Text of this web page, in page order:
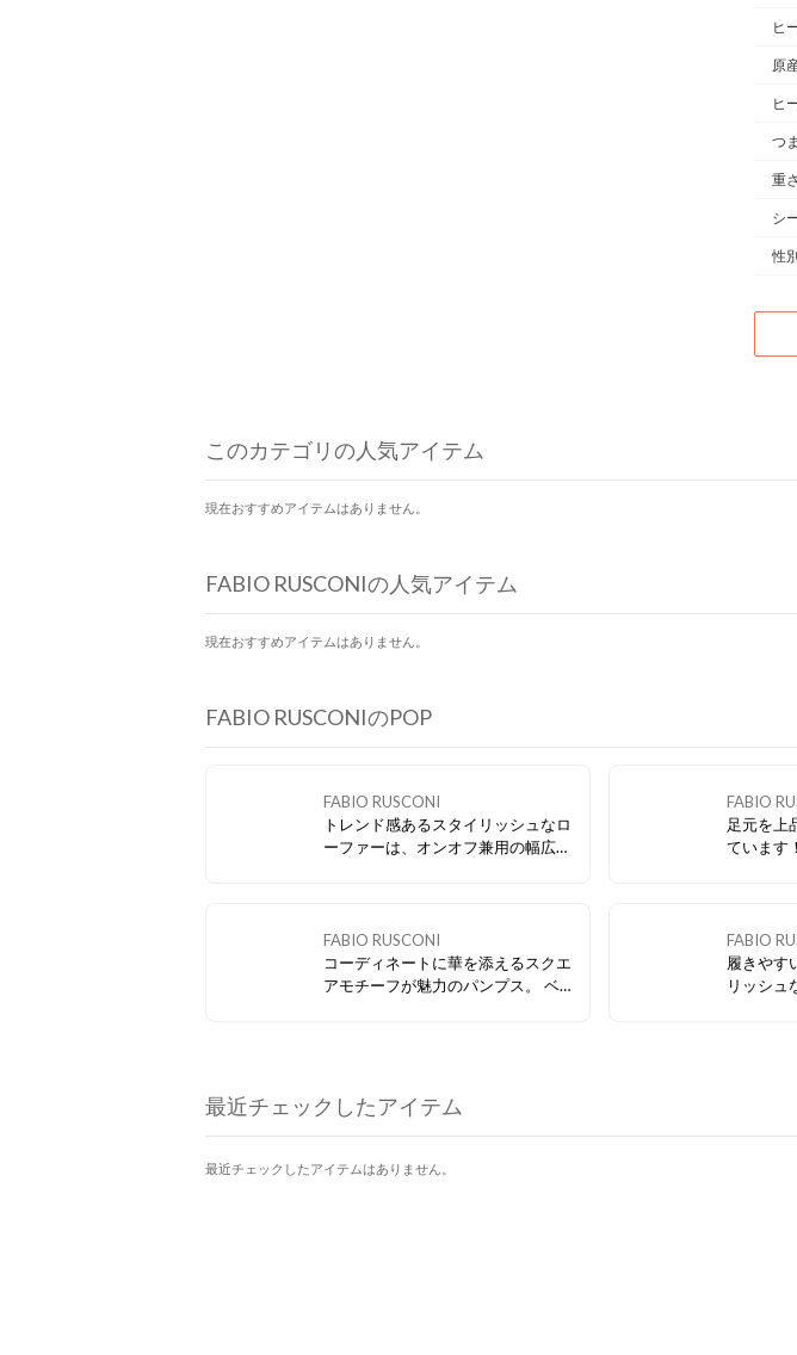
ヒ
原
ヒ
つ
重さ
シ
性
このカテゴリの人気アイテム
現在おすすめアイテムはありません。
FABIO RUSCONIの人気アイテム
現在おすすめアイテムはありません。
FABIO RUSCONIのPOP
FABIO RUSCONI
トレンド感あるスタイリッシュなロ
ーファーは、オンオフ兼用の幅広い
FABIO
足元を上
ています
FABIO RUSCONI
コーディネートに華を添えるスクエ
アモチーフが魅力のパンプス。 ベー
FABIO
履きやす
リッシュ
最近チェックしたアイテム
最近チェックしたアイテムはありません。